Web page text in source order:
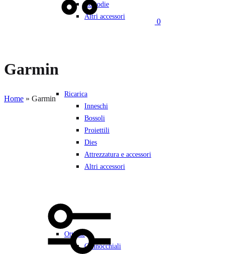
Custodie
Altri accessori
Ricarica
Inneschi
Bossoli
Proiettili
Dies
Attrezzatura e accessori
Altri accessori
Ottiche
Cannocchiali
0
Garmin
Home » Garmin